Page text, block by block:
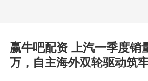
赢牛吧配资 上汽一季度销
万，自主海外双轮驱动筑